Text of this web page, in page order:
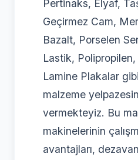
Pertinaks, Elyaf,
Geçirmez Cam,
Bazalt, Porselen
Lastik,
Lamine Plakalar
malzeme
vermekteyiz. Bu
makinelerinin
avantajları,